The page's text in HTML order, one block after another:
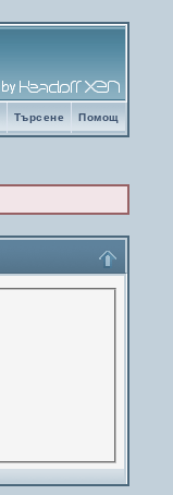
Помощ
Търсене